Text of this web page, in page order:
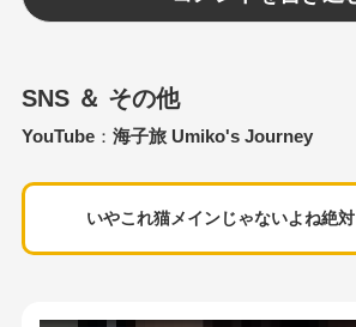
SNS ＆ その他
YouTube ：海子旅 Umiko's Journey
いやこれ猫メインじゃないよね絶対